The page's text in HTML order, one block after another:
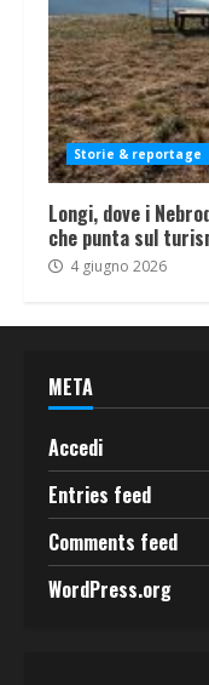
Storie & reportage
Longi, dove i
che punta sul
4 giugno 2026
META
Accedi
Entries feed
Comments feed
WordPress.org